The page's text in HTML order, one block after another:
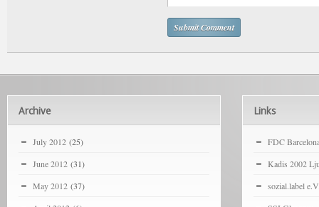
Archive
July 2012 (25)
June 2012 (31)
May 2012 (37)
Links
FDC
Kadis 2002
sozial.label